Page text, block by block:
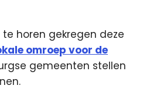
horen gekregen deze
omroep voor de
gemeenten stellen